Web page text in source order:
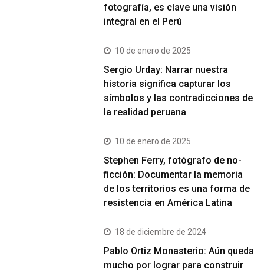
fotografía, es clave una visión
integral en el Perú
10 de enero de 2025
Sergio Urday: Narrar nuestra
historia significa capturar los
símbolos y las contradicciones de
la realidad peruana
10 de enero de 2025
Stephen Ferry, fotógrafo de no-
ficción: Documentar la memoria
de los territorios es una forma de
resistencia en América Latina
18 de diciembre de 2024
Pablo Ortiz Monasterio: Aún queda
mucho por lograr para construir